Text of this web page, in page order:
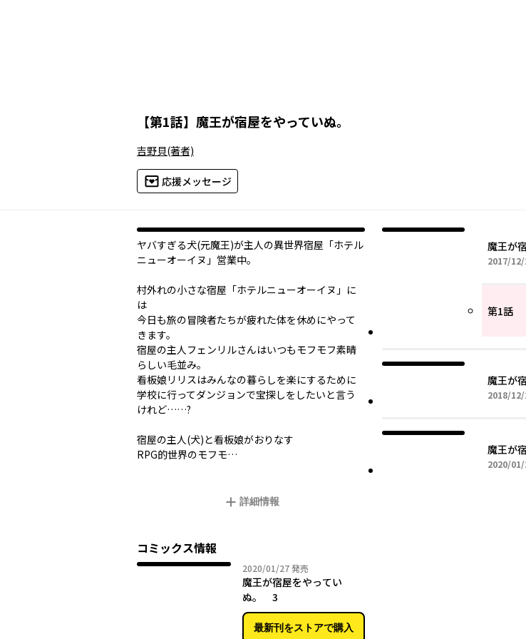
【第1話】 魔王が宿屋をやっていぬ。
吉野貝(著者)
応援メッセージ
ヤバすぎる犬(元魔王)が主人の異世界宿屋「ホテル
ニューオーイヌ」営業中。
村外れの小さな宿屋「ホテルニューオーイヌ」に
は
今日も旅の冒険者たちが疲れた体を休めにやって
きます。
宿屋の主人フェンリルさんはいつもモフモフ素晴
らしい毛並み。
看板娘リリスはみんなの暮らしを楽にするために
学校に行ってダンジョンで宝探しをしたいと言う
けれど……?
宿屋の主人(犬)と看板娘がおりなす
RPG的世界のモフモ…
詳細情報
コミックス情報
2020/01/272020年01月27日
発売
魔王が宿屋をやってい
ぬ。 3
最新刊をストアで購入
魔王が
2017/
第1話
魔王が
2018/
魔王が
2020/